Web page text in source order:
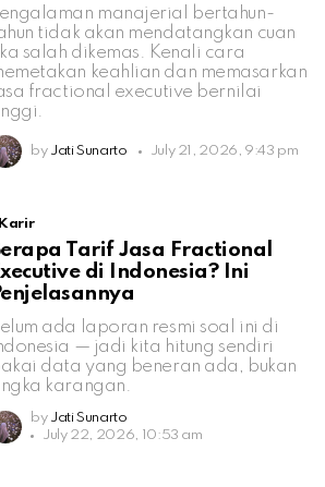
manajerial bertahun-
tidak akan mendatangkan cuan
salah dikemas. Kenali cara
keahlian dan memasarkan
fractional executive bernilai
by Jati Sunarto July 21, 2026, 9:43 pm
Karir
Tarif Jasa Fractional
di Indonesia? Ini
ada laporan resmi soal ini di
— jadi kita hitung sendiri
data yang beneran ada, bukan
karangan.
by Jati Sunarto
July 22, 2026, 10:53 am